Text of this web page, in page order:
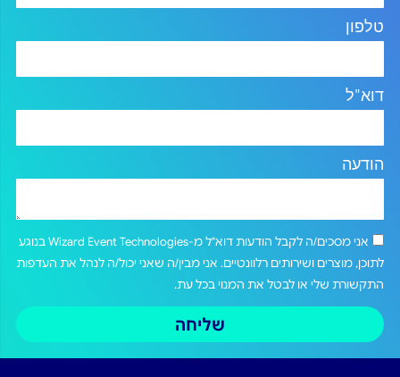
טלפון
דוא"ל
הודעה
אני מסכים/ה לקבל הודעות דוא"ל מ-Wizard Event Technologies בנוגע
לתוכן, מוצרים ושירותים רלוונטיים. אני מבין/ה שאני יכול/ה לנהל את העדפות
התקשורת שלי או לבטל את המנוי בכל עת.
שליחה